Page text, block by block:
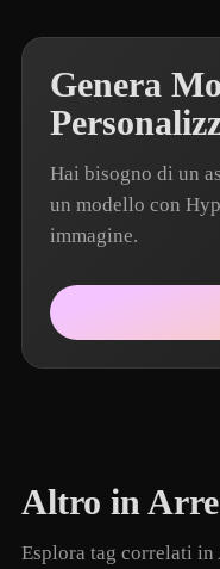
Genera
Hai bisogno di un
un modello con
immagine.
Altro in
Esplora tag correlati